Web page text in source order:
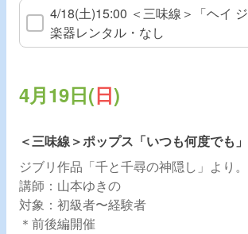
4/18(土)15:00 ＜三味線＞「ヘイ
楽器レンタル・なし
4月19日(日)
＜三味線＞ポップス「いつも何度でも
ジブリ作品「千と千尋の神隠し」より。
講師：山本ゆきの
対象：初級者〜経験者
＊前後編開催